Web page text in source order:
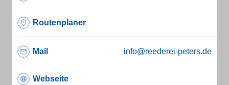
Routenplaner
Mail info@reederei-peters.de
Webseite